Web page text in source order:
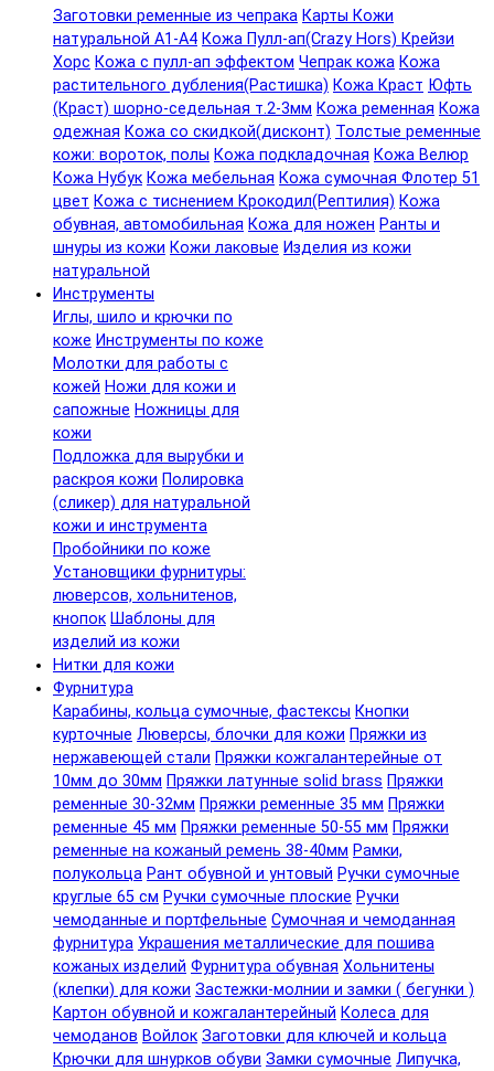
Заготовки ременные из чепрака Карты Кожи
натуральной А1-А4 Кожа Пулл-ап(Crazy Hors) Крейзи
Хорс Кожа с пулл-ап эффектом Чепрак кожа Кожа
растительного дубления(Растишка) Кожа Краст Юфть
(Краст) шорно-седельная т.2-3мм Кожа ременная Кожа
одежная Кожа со скидкой(дисконт) Толстые ременные
кожи: вороток, полы Кожа подкладочная Кожа Велюр
Кожа Нубук Кожа мебельная Кожа сумочная Флотер 51
цвет Кожа с тиснением Крокодил(Рептилия) Кожа
обувная, автомобильная Кожа для ножен Ранты и
шнуры из кожи Кожи лаковые Изделия из кожи
натуральной
Инструменты
Иглы, шило и крючки по
коже Инструменты по коже
Молотки для работы с
кожей Ножи для кожи и
сапожные Ножницы для
кожи
Подложка для вырубки и
раскроя кожи Полировка
(сликер) для натуральной
кожи и инструмента
Пробойники по коже
Установщики фурнитуры:
люверсов, хольнитенов,
кнопок Шаблоны для
изделий из кожи
Нитки для кожи
Фурнитура
Карабины, кольца сумочные, фастексы Кнопки
курточные Люверсы, блочки для кожи Пряжки из
нержавеющей стали Пряжки кожгалантерейные от
10мм до 30мм Пряжки латунные solid brass Пряжки
ременные 30-32мм Пряжки ременные 35 мм Пряжки
ременные 45 мм Пряжки ременные 50-55 мм Пряжки
ременные на кожаный ремень 38-40мм Рамки,
полукольца Рант обувной и унтовый Ручки сумочные
круглые 65 см Ручки сумочные плоские Ручки
чемоданные и портфельные Сумочная и чемоданная
фурнитура Украшения металлические для пошива
кожаных изделий Фурнитура обувная Хольнитены
(клепки) для кожи Застежки-молнии и замки ( бегунки )
Картон обувной и кожгалантерейный Колеса для
чемоданов Войлок Заготовки для ключей и кольца
Крючки для шнурков обуви Замки сумочные Липучка,